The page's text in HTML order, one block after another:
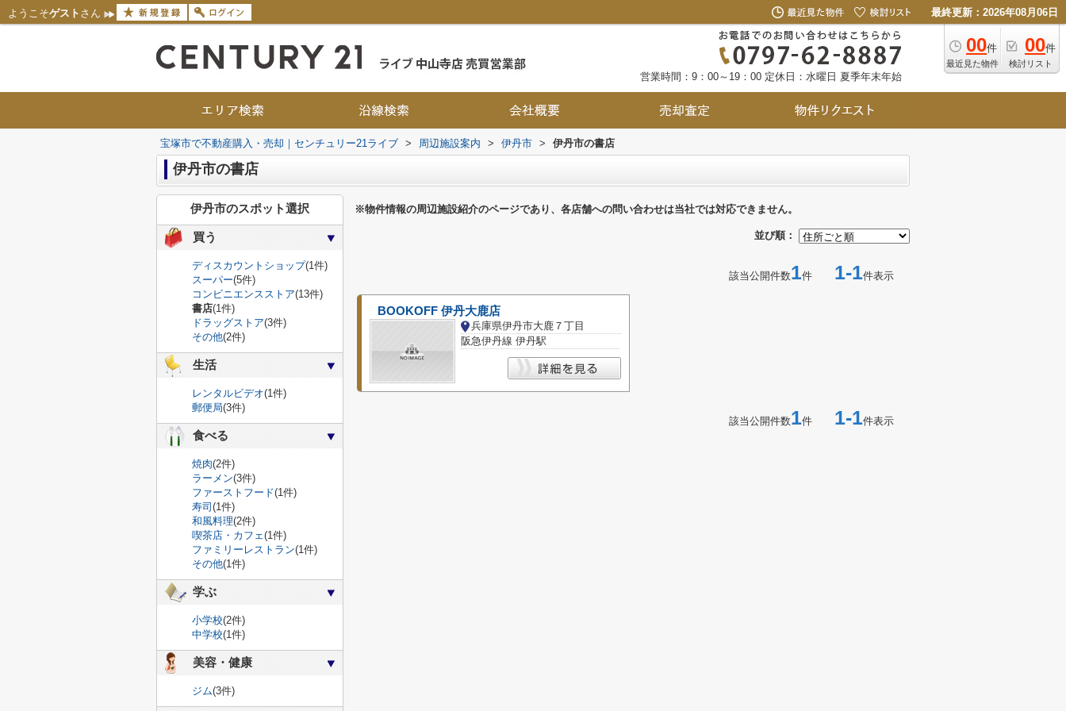
ようこそゲスト さん 最終更新：2026年08月06日
00件
最近見た物件
00件
検討リスト
営業時間：9：00～19：00 定休日：水曜日 夏季年末年始
宝塚市で不動産購入・売却｜センチュリー21ライブ > 周辺施設案内 > 伊丹市 > 伊丹市の書店
伊丹市の書店
※物件情報の周辺施設紹介のページであり、各店舗への問い合わせは当社では対応できません。
並び順：
該当公開件数1件 1-1件表示
BOOKOFF 伊丹大鹿店
兵庫県伊丹市大鹿７丁目
阪急伊丹線 伊丹駅
該当公開件数1件 1-1件表示
伊丹市のスポット選択
買う
ディスカウントショップ(1件)
スーパー(5件)
コンビニエンスストア(13件)
書店(1件)
ドラッグストア(3件)
その他(2件)
生活
レンタルビデオ(1件)
郵便局(3件)
食べる
焼肉(2件)
ラーメン(3件)
ファーストフード(1件)
寿司 (1件)
和風料理(2件)
喫茶店・カフェ(1件)
ファミリーレストラン(1件)
その他(1件)
学ぶ
小学校(2件)
中学校(1件)
美容・健康
ジム(3件)